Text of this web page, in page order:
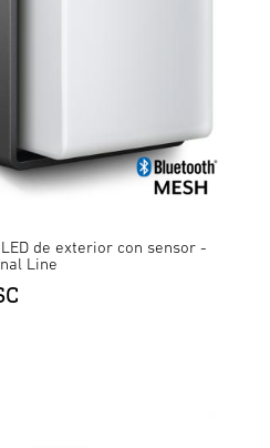
de exterior con sensor -
Line